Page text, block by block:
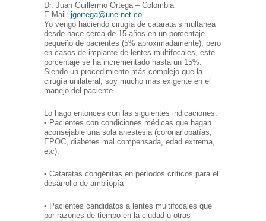
Dr. Juan Guillermo Ortega – Colombia
E-Mail: jgortega@une.net.co
Yo vengo haciendo cirugía de catarata simultanea
desde hace cerca de 15 años en un porcentaje
pequeño de pacientes (5% aproximadamente), pero
en casos de implante de lentes multifocales, este
porcentaje se ha incrementado hasta un 15%.
Siendo un procedimiento más complejo que la
cirugía unilateral, soy mucho más exigente en el
manejo del paciente.
Lo hago entonces con las siguientes indicaciones:
• Pacientes con condiciones médicas que hagan
aconsejable una sola anestesia (coronariopatías,
EPOC, diabetes mal compensada, edad extrema,
etc).
• Cataratas congénitas en períodos críticos para el
desarrollo de ambliopía
• Pacientes candidatos a lentes multifocales que
por razones de tiempo en la ciudad u otras